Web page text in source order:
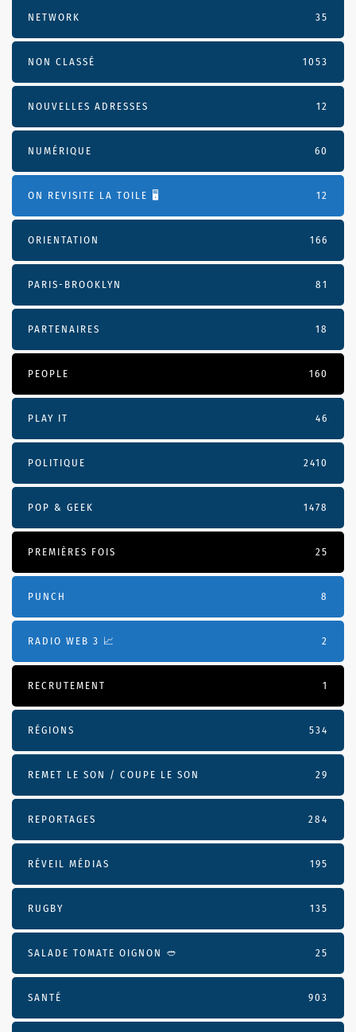
NETWORK 35
NON CLASSÉ 1053
NOUVELLES ADRESSES 12
NUMÉRIQUE 60
ON REVISITE LA TOILE 🖥️ 12
ORIENTATION 166
PARIS-BROOKLYN 81
PARTENAIRES 18
PEOPLE 160
PLAY IT 46
POLITIQUE 2410
POP & GEEK 1478
PREMIÈRES FOIS 25
PUNCH 8
RADIO WEB 3 📈 2
RECRUTEMENT 1
RÉGIONS 534
REMET LE SON / COUPE LE SON 29
REPORTAGES 284
RÉVEIL MÉDIAS 195
RUGBY 135
SALADE TOMATE OIGNON 🥙 25
SANTÉ 903